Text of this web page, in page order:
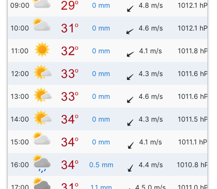
09:00 0 mm 4.8 m/s 1012.1 hPa
10:00 0 mm 4.6 m/s 1012.1 hPa
11:00 0 mm 4.1 m/s 1011.8 hPa
12:00 0 mm 4.3 m/s 1011.6 hPa
13:00 0 mm 4.6 m/s 1011.6 hPa
14:00 0 mm 4.3 m/s 1011.5 hPa
15:00 0 mm 4.1 m/s 1011.1 hPa
16:00 0.5 mm 4.4 m/s 1010.8 hPa
17:00 1.1 mm 4.5.0 m/s 1011.0 hPa